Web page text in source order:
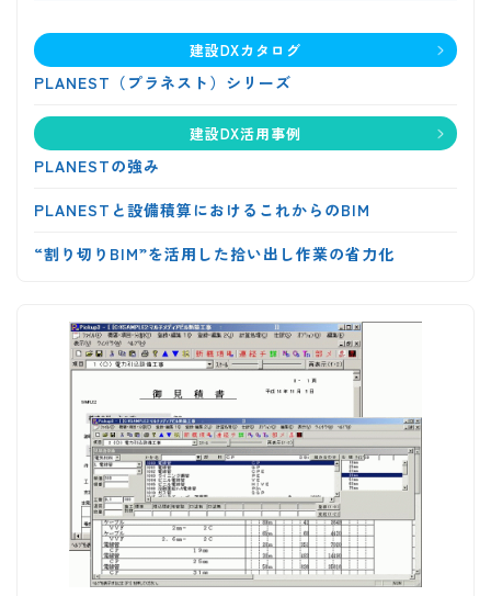
建設DXカタログ
PLANEST（プラネスト）シリーズ
建設DX活用事例
PLANESTの強み
PLANESTと設備積算におけるこれからのBIM
“割り切りBIM”を活用した拾い出し作業の省力化